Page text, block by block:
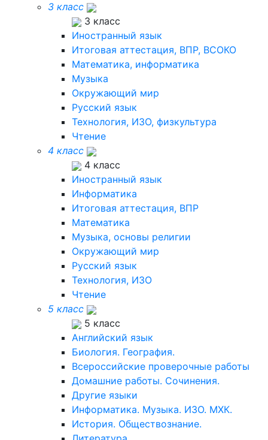
3 класс
3 класс
Иностранный язык
Итоговая аттестация, ВПР, ВСОКО
Математика, информатика
Музыка
Окружающий мир
Русский язык
Технология, ИЗО, физкультура
Чтение
4 класс
4 класс
Иностранный язык
Информатика
Итоговая аттестация, ВПР
Математика
Музыка, основы религии
Окружающий мир
Русский язык
Технология, ИЗО
Чтение
5 класс
5 класс
Английский язык
Биология. География.
Всероссийские проверочные работы
Домашние работы. Сочинения.
Другие языки
Информатика. Музыка. ИЗО. МХК.
История. Обществознание.